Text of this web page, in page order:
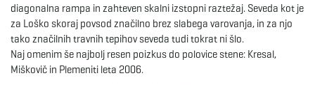
diagonalna rampa in zahteven skalni izstopni raztežaj. Seveda kot je
za Loško skoraj povsod značilno brez slabega varovanja, in za njo
tako značilnih travnih tepihov seveda tudi tokrat ni šlo.
Naj omenim še najbolj resen poizkus do polovice stene: Kresal,
Miškovič in Plemeniti leta 2006.